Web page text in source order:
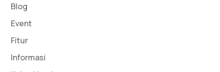
Blog
Event
Fitur
Informasi